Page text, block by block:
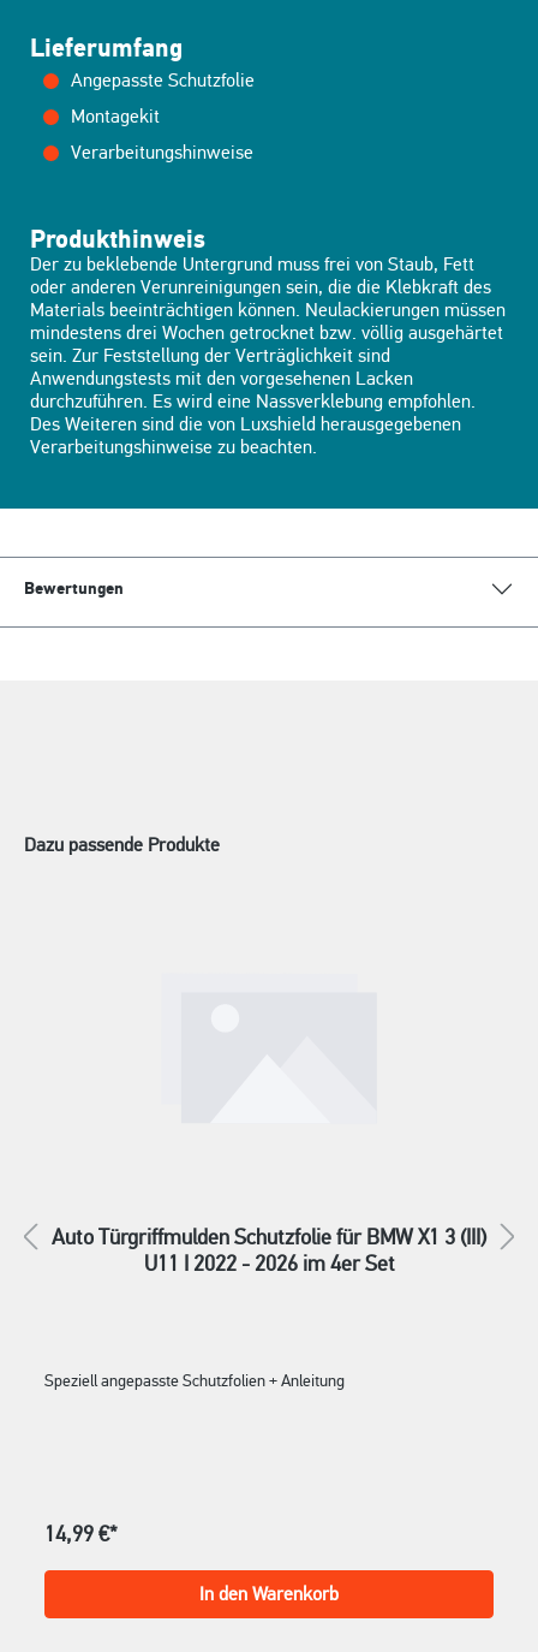
Lieferumfang
Angepasste Schutzfolie
Montagekit
Verarbeitungshinweise
Produkthinweis
Der zu beklebende Untergrund muss frei von Staub, Fett
oder anderen Verunreinigungen sein, die die Klebkraft des
Materials beeinträchtigen können. Neulackierungen müssen
mindestens drei Wochen getrocknet bzw. völlig ausgehärtet
sein. Zur Feststellung der Verträglichkeit sind
Anwendungstests mit den vorgesehenen Lacken
durchzuführen. Es wird eine Nassverklebung empfohlen.
Des Weiteren sind die von Luxshield herausgegebenen
Verarbeitungshinweise zu beachten.
Bewertungen
Dazu passende Produkte
Auto Türgriffmulden Schutzfolie für BMW X1 3 (III)
U11 I 2022 - 2026 im 4er Set
Speziell angepasste Schutzfolien + Anleitung
14,99 €*
In den Warenkorb